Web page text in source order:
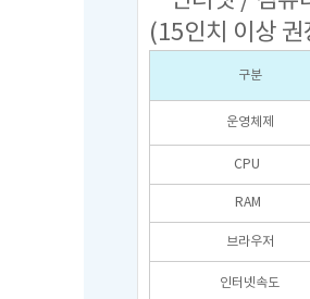
(15인치 이상 권
구분
운영체제
CPU
RAM
브라우저
인터넷속도